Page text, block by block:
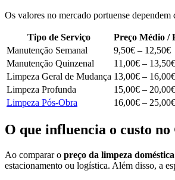
Os valores no mercado portuense
Tipo de Serviço Preço Médio /
Manutenção Semanal
9,50€ – 12,50€
Manutenção Quinzenal
11,00€ – 13,50€
Limpeza Geral de Mudança 13,00€ – 16,00€
Limpeza Profunda
15,00€ – 20,00€
Limpeza Pós-Obra
16,00€ – 25,00€
O que influencia o custo
Ao comparar o preço da limpeza
estacionamento ou logística. Além disso, a